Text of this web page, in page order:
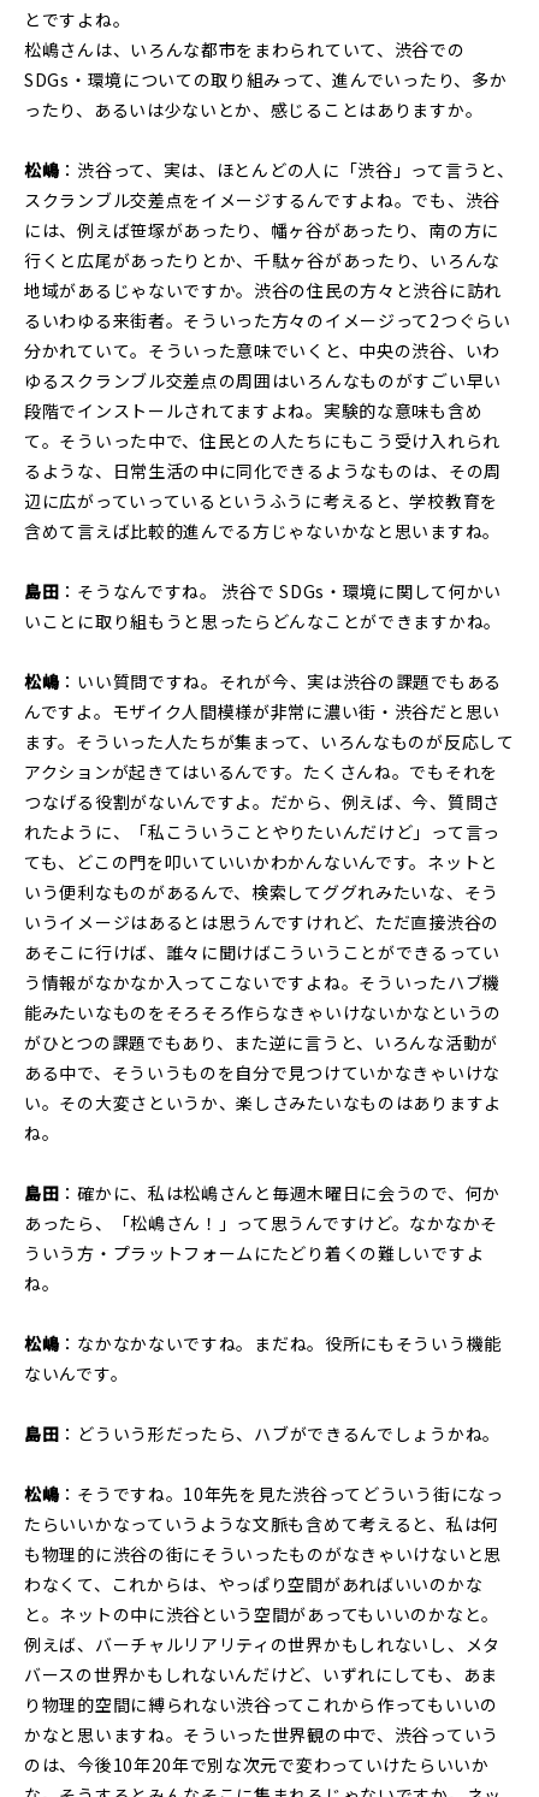
とですよね。
松嶋さんは、いろんな都市をまわられていて、渋谷での
SDGs・環境についての取り組みって、進んでいったり、多か
ったり、あるいは少ないとか、感じることはありますか。
松嶋：渋谷って、実は、ほとんどの人に「渋谷」って言うと、
スクランブル交差点をイメージするんですよね。でも、渋谷
には、例えば笹塚があったり、幡ヶ谷があったり、南の方に
行くと広尾があったりとか、千駄ヶ谷があったり、いろんな
地域があるじゃないですか。渋谷の住民の方々と渋谷に訪れ
るいわゆる来街者。そういった方々のイメージって2つぐらい
分かれていて。そういった意味でいくと、中央の渋谷、いわ
ゆるスクランブル交差点の周囲はいろんなものがすごい早い
段階でインストールされてますよね。実験的な意味も含め
て。そういった中で、住民との人たちにもこう受け入れられ
るような、日常生活の中に同化できるようなものは、その周
辺に広がっていっているというふうに考えると、学校教育を
含めて言えば比較的進んでる方じゃないかなと思いますね。
島田 ：そうなんですね。 渋谷で SDGs・環境に関して何かい
いことに取り組もうと思ったらどんなことができますかね。
松嶋：いい質問ですね。それが今、実は渋谷の課題でもある
んですよ。モザイク人間模様が非常に濃い街・渋谷だと思い
ます。そういった人たちが集まって、いろんなものが反応して
アクションが起きてはいるんです。たくさんね。でもそれを
つなげる役割がないんですよ。だから、例えば、今、質問さ
れたように、「私こういうことやりたいんだけど」って言っ
ても、どこの門を叩いていいかわかんないんです。ネットと
いう便利なものがあるんで、検索してググれみたいな、そう
いうイメージはあるとは思うんですけれど、ただ直接渋谷の
あそこに行けば、誰々に聞けばこういうことができるってい
う情報がなかなか入ってこないですよね。そういったハブ機
能みたいなものをそろそろ作らなきゃいけないかなというの
がひとつの課題でもあり、また逆に言うと、いろんな活動が
ある中で、そういうものを自分で見つけていかなきゃいけな
い。その大変さというか、楽しさみたいなものはありますよ
ね。
島田 ：確かに、私は松嶋さんと毎週木曜日に会うので、何か
あったら、「松嶋さん！」って思うんですけど。なかなかそ
ういう方・プラットフォームにたどり着くの難しいですよ
ね。
松嶋：なかなかないですね。まだね。役所にもそういう機能
ないんです。
島田 ：どういう形だったら、ハブができるんでしょうかね。
松嶋：そうですね。10年先を見た渋谷ってどういう街になっ
たらいいかなっていうような文脈も含めて考えると、私は何
も物理的に渋谷の街にそういったものがなきゃいけないと思
わなくて、これからは、やっぱり空間があればいいのかな
と。ネットの中に渋谷という空間があってもいいのかなと。
例えば、バーチャルリアリティの世界かもしれないし、メタ
バースの世界かもしれないんだけど、いずれにしても、あま
り物理的空間に縛られない渋谷ってこれから作ってもいいの
かなと思いますね。そういった世界観の中で、渋谷っていう
のは、今後10年20年で別な次元で変わっていけたらいいか